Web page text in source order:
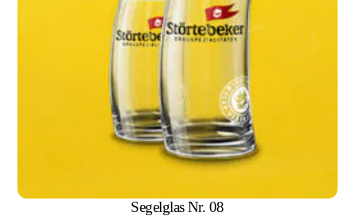
Segelglas Nr. 08